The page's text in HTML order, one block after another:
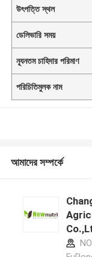
উৎপত্তি স্থল
ডেলিভারি সময়
ন্যূনতম চাহিদার পরিমাণ
পরিচিতিমুলক নাম
আমাদের সম্পর্কে